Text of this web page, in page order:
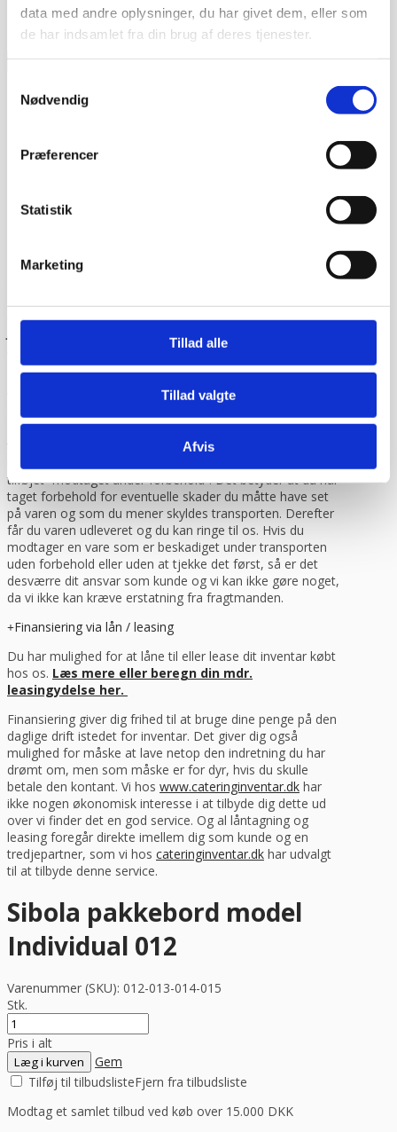
data med andre oplysninger, du har givet dem, eller som
de har indsamlet fra din brug af deres tjenester.
Nødvendig
Præferencer
Statistik
Marketing
Tillad alle
Tillad valgte
Afvis
Når du handler hoswww.cateringinventar.dkkan du enten
vælge at hente varen selv på vores lager i Ikast eller du
kan få varen sendt med Danske fragtmænd eller GLS.
Såfremt du ønsker at få varen tilsendt, skal du huske at
tjekke varen på pallen for eventuelle skader før du skriver
tilføjet “modtaget under forbehold”. Det betyder at du har
taget forbehold for eventuelle skader du måtte have set
på varen og som du mener skyldes transporten. Derefter
får du varen udleveret og du kan ringe til os. Hvis du
modtager en vare som er beskadiget under transporten
uden forbehold eller uden at tjekke det først, så er det
desværre dit ansvar som kunde og vi kan ikke gøre noget,
da vi ikke kan kræve erstatning fra fragtmanden.
Finansiering via lån / leasing
Du har mulighed for at låne til eller lease dit inventar købt
hos os. Læs mere eller beregn din mdr.
leasingydelse her.
Finansiering giver dig frihed til at bruge dine penge på den
daglige drift istedet for inventar. Det giver dig også
mulighed for måske at lave netop den indretning du har
drømt om, men som måske er for dyr, hvis du skulle
betale den kontant. Vi hos www.cateringinventar.dk har
ikke nogen økonomisk interesse i at tilbyde dig dette ud
over vi finder det en god service. Og al låntagning og
leasing foregår direkte imellem dig som kunde og en
tredjepartner, som vi hos cateringinventar.dk har udvalgt
til at tilbyde denne service.
Sibola pakkebord model
Individual 012
Varenummer (SKU): 012-013-014-015
Stk.
Pris i alt
Læg i kurven
Gem
Tilføj til tilbudslisteFjern fra tilbudsliste
Modtag et samlet tilbud ved køb over 15.000 DKK